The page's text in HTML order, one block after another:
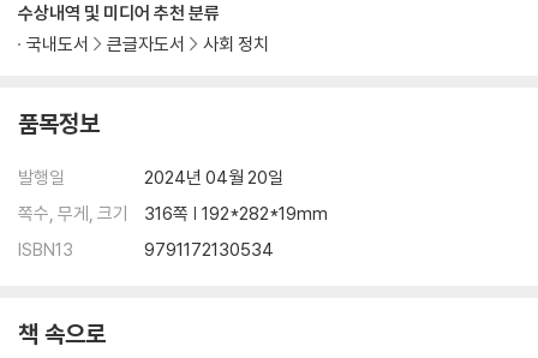
분열의 지정학
풍요의 경제는 어떻게 위기를 맞는가
신냉전 시대, 냉정한 양비론을 넘어서라
“전쟁하는 국가”에서 반전운동은 어떻게 가능한가
미국 패권 이후, 혼돈과 기회의 시대에 대비하라
전쟁은 어떻게 러시아를 만들었나: 전쟁으로 읽는 200년 러시아사
세계는 러시아와 함께 퇴보 중인가
파편화되는 세계, 윤석열 정부의 실패는 시작됐다
수상내역 및 미디어 추천 분류
국내도서
큰글자도서 사회 정치
품목정보
발행일
2024년 04월 20일
쪽수, 무게, 크기
316쪽 | 192*282*19mm
ISBN13
9791172130534
책 속으로